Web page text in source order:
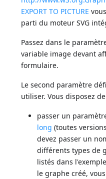
EXPORT TO PICTURE
parti du moteur SVG
Passez dans le
variable image devant
formulaire.
Le second paramètre
utiliser. Vous disposez
passer un
long (toutes
devez passer un
différents types de
listés dans
le graphe créé,